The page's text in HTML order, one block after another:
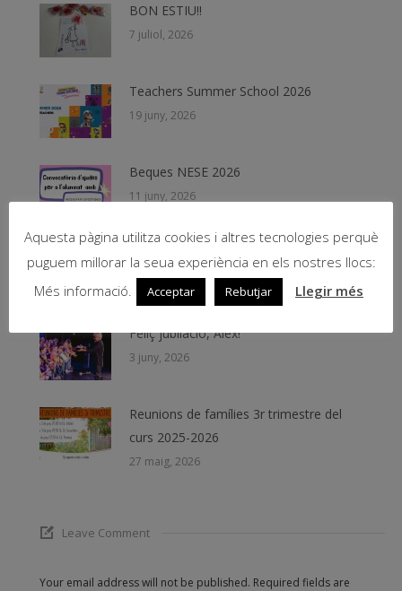
BON ESTIU!!
7 juliol, 2026
Teachers Summer School 2026
19 juny, 2026
Beques NESE 2026
11 juny, 2026
8 juny, 2026
Feliç jubilació, Àlex!
3 juny, 2026
Reunions de famílies 3r trimestre del
curs 2025-2026
27 maig, 2026
Leave Comment
Your email address will not be published. Required fields are
Aquesta pàgina utilitza cookies i altres tecnologies perquè
puguem millorar la seua experiència en els nostres llocs:
Més informació.
Acceptar Rebutjar Llegir més